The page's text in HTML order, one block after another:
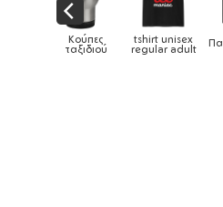
Drill Καπέλα
ενηλίκων
Καπέλα
ενηλίκων